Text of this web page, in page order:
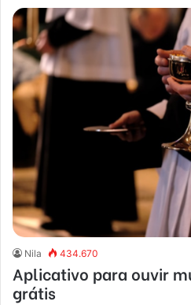
Nila 434.670
Aplicativo para ouvir
grátis